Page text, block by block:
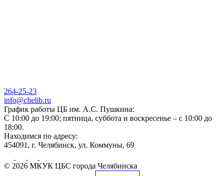
264-25-23
info@chelib.ru
График работы ЦБ им. А.С. Пушкина:
С 10:00 до 19:00; пятница, суббота и воскресенье – с 10:00 до
18:00.
Находимся по адресу:
454091, г. Челябинск, ул. Коммуны, 69
© 2026 МКУК ЦБС города Челябинска